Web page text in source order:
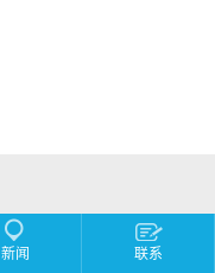
新闻 联系